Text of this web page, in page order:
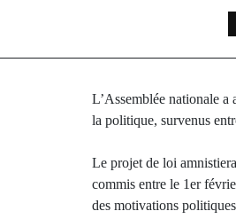
L’Assemblée nationale
la politique, survenus
Le projet de loi
commis entre le 1er
des motivations